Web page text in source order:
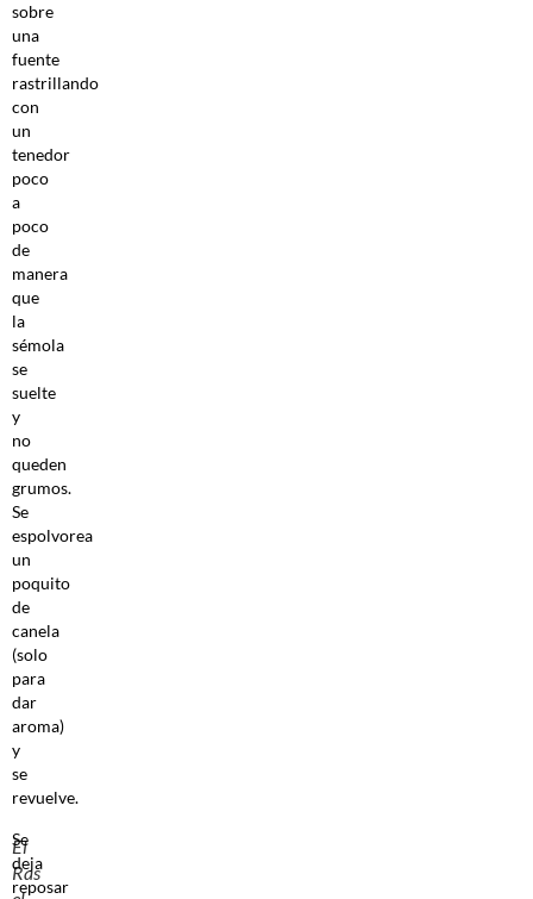
sobre
una
fuente
rastrillando
con
un
tenedor
poco
a
poco
de
manera
que
la
sémola
se
suelte
y
no
queden
grumos.
Se
espolvorea
un
poquito
de
canela
(solo
para
dar
aroma)
y
se
revuelve.
El
Ras
Se
deja
reposar